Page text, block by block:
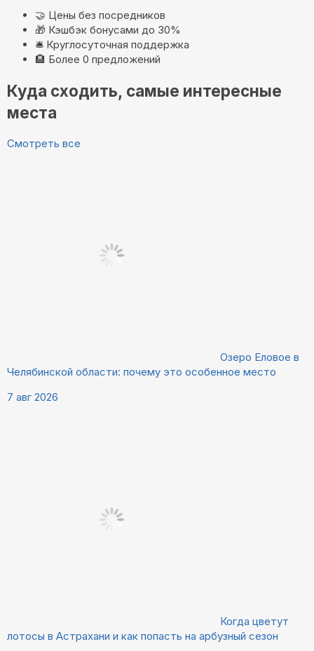
🤝 Цены без посредников
🎁 Кэшбэк бонусами до 30%
🛎️ Круглосуточная поддержка
🏨 Более 0 предложений
Куда сходить, самые интересные
места
Смотреть все
Озеро Еловое в
Челябинской области: почему это особенное место
7 авг 2026
Когда цветут
лотосы в Астрахани и как попасть на арбузный сезон